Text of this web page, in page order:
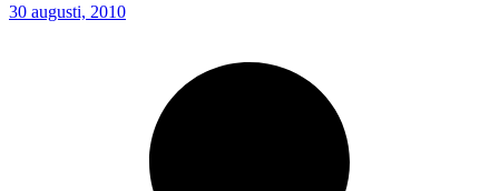
30 augusti, 2010